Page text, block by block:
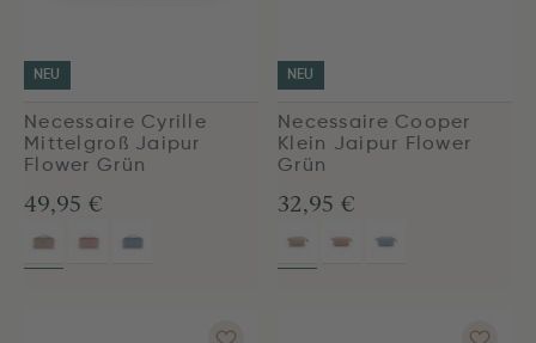
NEU
Necessaire Cyrille
Mittelgroß Jaipur
Flower Grün
49,95 €
NEU
Necessaire Cooper
Klein Jaipur Flower
Grün
32,95 €